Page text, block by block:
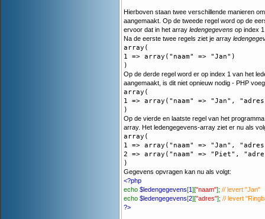
Hierboven staan twee verschillende manieren
aangemaakt. Op de tweede regel word op de
ervoor dat in het array ledengegevens op index
Na de eerste twee regels ziet je array
array(
1 => array("naam" => "Jan")
)
Op de derde regel word er op index 1 van het
aangemaakt, is dit niet opnieuw nodig - PHP
array(
1 => array("naam" => "Jan",
)
Op de vierde en laatste regel van het
array. Het ledengegevens-array ziet er nu als
array(
1 => array("naam" => "Jan",
2 => array("naam" => "Piet",
)
Gegevens opvragen kan nu als volgt:
<?php
echo $ledengegevens[1]["naam"]; // levert "Jan"
echo $ledengegevens[2]["adres"]; // levert
?>